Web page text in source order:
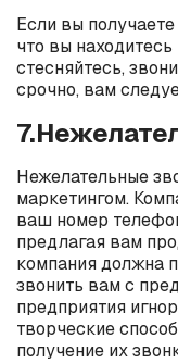
Если вы
что вы
стесняйтесь,
срочно, вам
Нежелательные
маркетингом.
ваш номер
предлагая вам
компания должна
звонить вам с
предприятия
творческие
получение их